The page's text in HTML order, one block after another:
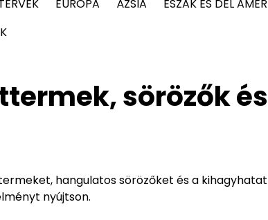
EURÓPA ÁZSIA ÉSZAK ÉS DÉL
sörözők és
hangulatos sörözőket és a
nyújtson.